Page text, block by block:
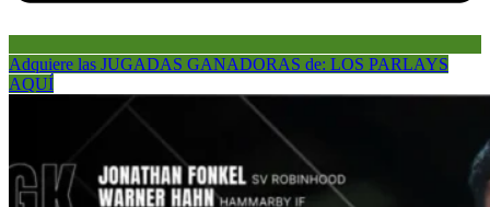
Adquiere las JUGADAS GANADORAS de: LOS PARLAYS
AQUÍ